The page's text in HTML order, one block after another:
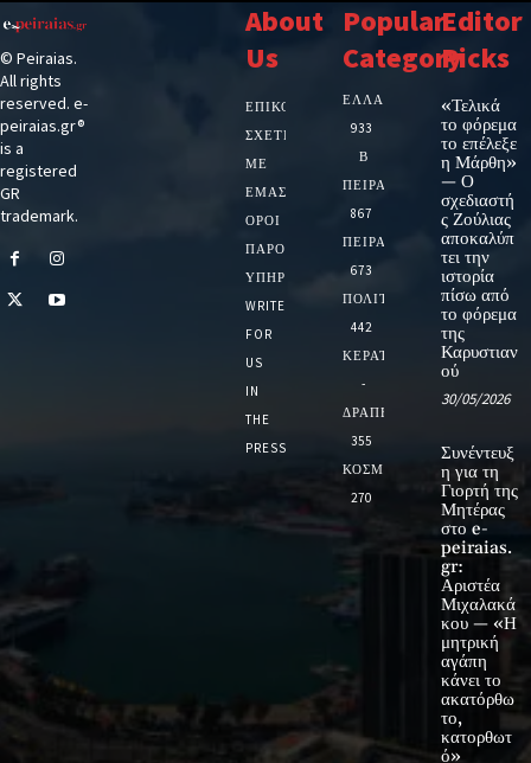
© Peiraias.
All rights
reserved. e-
peiraias.gr®
is a
registered
GR
trademark.
About
Us
ΕΠΙΚΟΙΝΩΝΙΑ
ΣΧΕΤΙΚΆ
ΜΕ
ΕΜΆΣ
ΌΡΟΙ
ΠΑΡΟΧΉΣ
ΥΠΗΡΕΣΙΏΝ
WRITE
FOR
US
IN
THE
PRESS
Popular
Category
ΕΛΛΑΔΑ
933
Β
ΠΕΙΡΑΙΑ
867
ΠΕΙΡΑΙΑΣ
673
ΠΟΛΙΤΙΚΗ
442
ΚΕΡΑΤΣΙΝΙ
-
ΔΡΑΠΕΤΣΩΝΑ
355
ΚΟΣΜΟΣ
270
Editor
Picks
«Τελικά
το φόρεμα
το επέλεξε
η Μάρθη»
— Ο
σχεδιαστή
ς Ζούλιας
αποκαλύπ
τει την
ιστορία
πίσω από
το φόρεμα
της
Καρυστιαν
ού
30/05/2026
Συνέντευξ
η για τη
Γιορτή της
Μητέρας
στο e-
peiraias.
gr:
Αριστέα
Μιχαλακά
κου — «Η
μητρική
αγάπη
κάνει το
ακατόρθω
το,
κατορθωτ
ό»